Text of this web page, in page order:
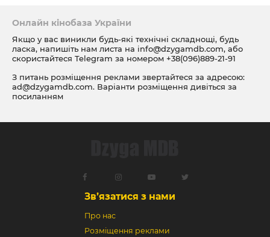
Онлайн кінобаза України
Якщо у вас виникли будь-які технічні складнощі, будь
ласка, напишіть нам листа на info@dzygamdb.com, або
скористайтеся Telegram за номером +38(096)889-21-91
З питань розміщення реклами звертайтеся за адресою:
ad@dzygamdb.com. Варіанти розміщення дивіться за
посиланням
Зв’язатися з нами
Про нас
Розміщення реклами